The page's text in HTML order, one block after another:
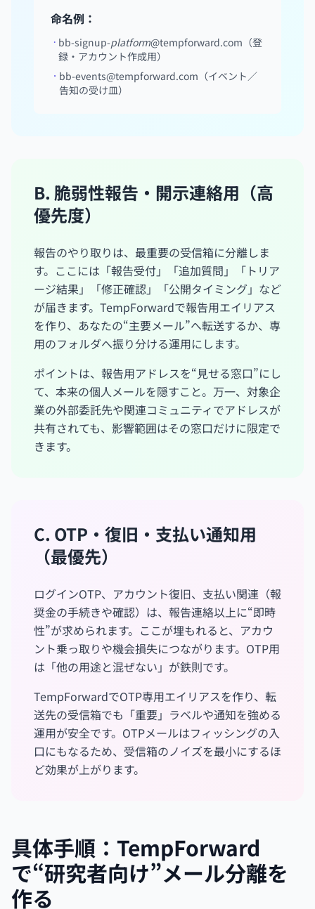
命名例：
bb-signup-platform@tempforward.com（登
録・アカウント作成用）
bb-events@tempforward.com （イベント／
告知の受け皿）
B. 脆弱性報告・開示連絡用（高
優先度）
報告のやり取りは、最重要の受信箱に分離しま
す。ここには「報告受付」「追加質問」「トリア
ージ結果」「修正確認」「公開タイミング」など
が届きます。TempForwardで報告用エイリアス
を作り、あなたの“主要メール”へ転送するか、専
用のフォルダへ振り分ける運用にします。
ポイントは、報告用アドレスを“見せる窓口”にし
て、本来の個人メールを隠すこと。万一、対象企
業の外部委託先や関連コミュニティでアドレスが
共有されても、影響範囲はその窓口だけに限定で
きます。
C. OTP・復旧・支払い通知用
（最優先）
ログインOTP、アカウント復旧、支払い関連（報
奨金の手続きや確認）は、報告連絡以上に“即時
性”が求められます。ここが埋もれると、アカウ
ント乗っ取りや機会損失につながります。OTP用
は「他の用途と混ぜない」が鉄則です。
TempForwardでOTP専用エイリアスを作り、転
送先の受信箱でも「重要」ラベルや通知を強める
運用が安全です。OTPメールはフィッシングの入
口にもなるため、受信箱のノイズを最小にするほ
ど効果が上がります。
具体手順：TempForward
で“研究者向け”メール分離を
作る